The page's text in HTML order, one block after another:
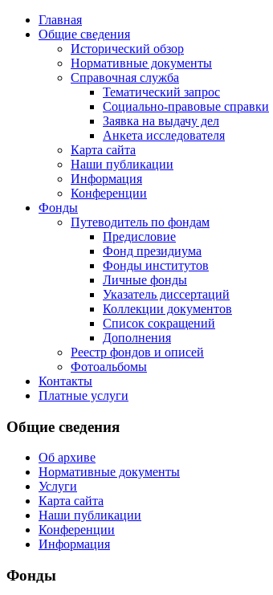
Главная
Общие сведения
Исторический обзор
Нормативные документы
Справочная служба
Тематический запрос
Социально-правовые справки
Заявка на выдачу дел
Анкета исследователя
Карта сайта
Наши публикации
Информация
Конференции
Фонды
Путеводитель по фондам
Предисловие
Фонд президиума
Фонды институтов
Личные фонды
Указатель диссертаций
Коллекции документов
Список сокращений
Дополнения
Реестр фондов и описей
Фотоальбомы
Контакты
Платные услуги
Общие сведения
Об архиве
Нормативные документы
Услуги
Карта сайта
Наши публикации
Конференции
Информация
Фонды